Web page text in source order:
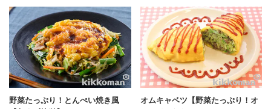
野菜たっぷり！とんぺい焼き風
オムキャベツ【野菜たっぷり！オ